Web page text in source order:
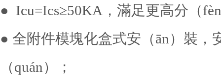
● Icu=Ics≥50KA，滿足更高分（
● 全附件模塊化盒式安（ān）裝，
（quán）；